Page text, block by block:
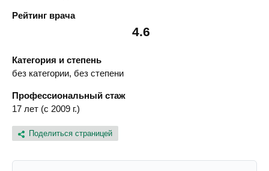
Рейтинг врача
4.6
Категория и степень
без категории, без степени
Профессиональный стаж
17 лет (с 2009 г.)
Поделиться страницей